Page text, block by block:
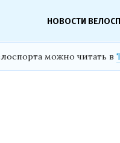
НОВОСТИ
можно читать в